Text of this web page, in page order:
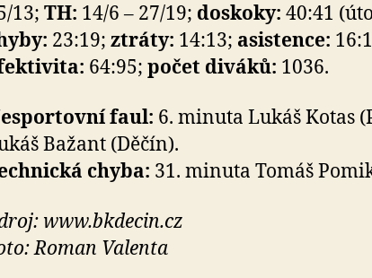
13; TH: 14/6 – 27/19; doskoky: 40:41
23:19; ztráty: 14:13; asistence:
64:95; počet diváků: 1036.
faul: 6. minuta Lukáš Kotas
Bažant (Děčín).
chyba: 31. minuta Tomáš
www.bkdecin.cz
Roman Valenta